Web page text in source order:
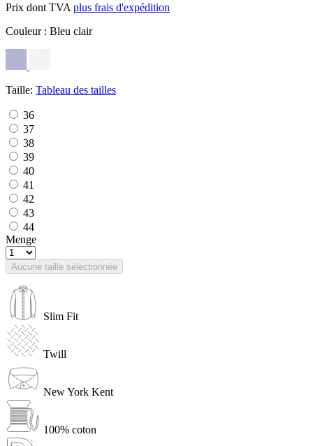
Prix dont TVA plus frais d'expédition
Couleur : Bleu clair
Taille: Tableau des tailles
36
37
38
39
40
41
42
43
44
Menge
Aucune taille sélectionnée
Slim Fit
Twill
New York Kent
100% coton